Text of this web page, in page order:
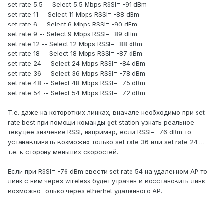
set rate 5.5 -- Select 5.5 Mbps RSSI= -91 dBm
set rate 11 -- Select 11 Mbps RSSI= -88 dBm
set rate 6 -- Select 6 Mbps RSSI= -90 dBm
set rate 9 -- Select 9 Mbps RSSI= -89 dBm
set rate 12 -- Select 12 Mbps RSSI= -88 dBm
set rate 18 -- Select 18 Mbps RSSI= -87 dBm
set rate 24 -- Select 24 Mbps RSSI= -84 dBm
set rate 36 -- Select 36 Mbps RSSI= -78 dBm
set rate 48 -- Select 48 Mbps RSSI= -75 dBm
set rate 54 -- Select 54 Mbps RSSI= -72 dBm
Т.е. даже на которотких линках, вначале необходимо при set
rate best при помощи команды get station узнать реальное
текущее значение RSSI, например, если RSSI= -76 dBm то
устанавливать возможно только set rate 36 или set rate 24 …
т.е. в сторону меньших скоростей.
Если при RSSI= -76 dBm ввести set rate 54 на удаленном AP то
линк с ним через wireless будет утрачен и восстановить линк
возможно только через etherhet удаленного AP.